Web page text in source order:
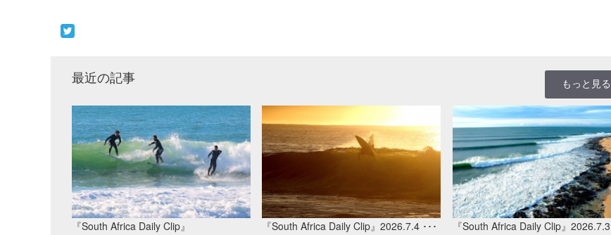
最近の記事 もっと見る
『South Africa Daily Clip』
『South Africa Daily Clip』2026.7.4 ･･･
『South Africa Daily Clip』2026.7.3